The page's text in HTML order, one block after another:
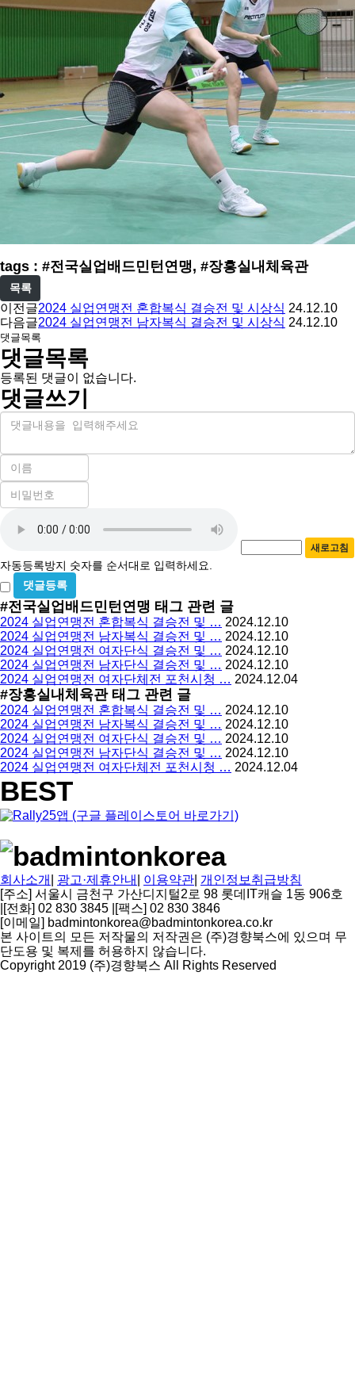
tags : #전국실업배드민턴연맹, #장흥실내체육관
목록
이전글2024 실업연맹전 혼합복식 결승전 및 시상식 24.12.10
다음글2024 실업연맹전 남자복식 결승전 및 시상식 24.12.10
댓글목록
댓글목록
등록된 댓글이 없습니다.
댓글쓰기
내
이
필
수
비
밀
수
록
방
지
새로고침
자동등록방지 숫자를 순서대로 입력하세요.
비
밀
글
사
용
#전국실업배드민턴연맹 태그 관련 글
2024 실업연맹전 혼합복식 결승전 및 … 2024.12.10
2024 실업연맹전 남자복식 결승전 및 … 2024.12.10
2024 실업연맹전 여자단식 결승전 및 … 2024.12.10
2024 실업연맹전 남자단식 결승전 및 … 2024.12.10
2024 실업연맹전 여자단체전 포천시청 … 2024.12.04
#장흥실내체육관태그 관련 글
2024 실업연맹전 혼합복식 결승전 및 … 2024.12.10
2024 실업연맹전 남자복식 결승전 및 … 2024.12.10
2024 실업연맹전 여자단식 결승전 및 … 2024.12.10
2024 실업연맹전 남자단식 결승전 및 … 2024.12.10
2024 실업연맹전 여자단체전 포천시청 … 2024.12.04
BEST
회사소개 광고·제휴안내 이용약관 개인정보취급방침
[주소] 서울시 금천구 가산디지털2로 98 롯데IT캐슬 1동 906호
[전화] 02 830 3845 [팩스] 02 830 3846
[이메일] badmintonkorea@badmintonkorea.co.kr
본 사이트의 모든 저작물의 저작권은 (주)경향북스에 있으며 무
단도용 및 복제를 허용하지 않습니다.
Copyright 2019 (주)경향북스 All Rights Reserved